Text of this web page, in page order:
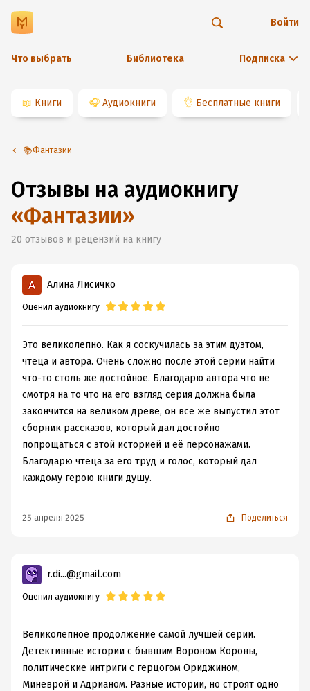
Что выбрать Библиотека Подписка
Войти
📖 Книги 🎧 Аудиокниги 👌 Бесплатные книги
📚Фантазии
Отзывы на аудиокнигу
«Фантазии»
20 отзывов и рецензий на книгу
Алина Лисичко
Оценил аудиокнигу
Это великолепно. Как я соскучилась за этим дуэтом,
чтеца и автора. Очень сложно после этой серии найти
что-то столь же достойное. Благодарю автора что не
смотря на то что на его взгляд серия должна была
закончится на великом древе, он все же выпустил этот
сборник рассказов, который дал достойно
попрощаться с этой историей и её персонажами.
Благодарю чтеца за его труд и голос, который дал
каждому герою книги душу.
25 апреля 2025 Поделиться
r.di...@gmail.com
Оценил аудиокнигу
Великолепное продолжение самой лучшей серии.
Детективные истории с бывшим Вороном Короны,
политические интриги с герцогом Ориджином,
Миневрой и Адрианом. Разные истории, но строят одно